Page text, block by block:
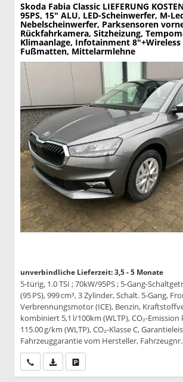
Skoda Fabia Classic LIEFERUNG
95PS, 15" ALU, LED-Scheinwerfer, M-
Nebelscheinwerfer, Parksensoren
Rückfahrkamera, Sitzheizung,
Klimaanlage, Infotainment
Fußmatten, Mittelarmlehne
unverbindliche Lieferzeit: 3,5 - 5 Monate
5-türig, 1.0 TSI ; 70kW/95PS ; 5-Gang-
(95 PS), 999 cm³, 3 Zylinder, Schalt. 5-Gang,
Verbrennungsmotor (ICE), Benzin,
kombiniert 5,1 l/100km (WLTP), CO₂-
115.00 g/km (WLTP), CO₂-Klasse C,
Fahrzeuggarantie vom Hersteller,
Wir rufen Sie anPDF-Datei, Fahrzeugexposé drucken